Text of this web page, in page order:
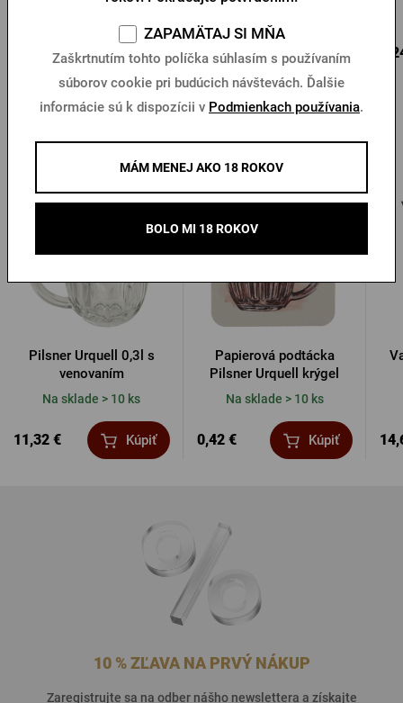
5,87 € Kúpiť 23,84 € Kúpiť
Ďalšie produkty od Pilsner Urquell
Pilsner Urquell 0,3l s
venovaním
Na sklade > 10 ks
11,32 € Kúpiť
Papierová podtácka
Pilsner Urquell krýgel
Na sklade > 10 ks
0,42 € Kúpiť
10 % ZĽAVA NA PRVÝ NÁKUP
Zaregistrujte sa na odber nášho newslettera a získajte
ZAPAMÄTAJ SI MŇA
Zaškrtnutím tohto políčka súhlasím s používaním
súborov cookie pri budúcich návštevách. Ďalšie
informácie sú k dispozícii v Podmienkach používania.
MÁM MENEJ AKO 18 ROKOV
BOLO MI 18 ROKOV